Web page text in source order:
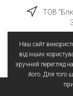
ТОВ
Наш сайт
від інших
зручний перегляд
його. Для того